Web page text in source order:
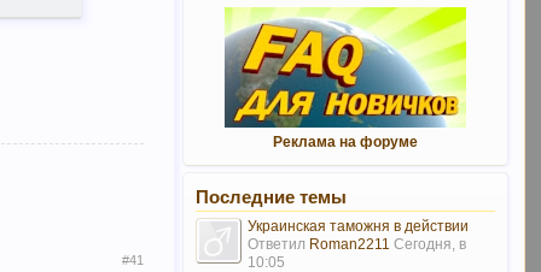
#41
Реклама на форуме
Последние темы
Украинская таможня в действии
Ответил Roman2211 Сегодня, в
10:05